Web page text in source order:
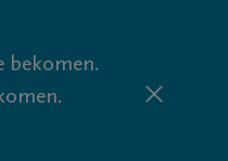
bekomen.